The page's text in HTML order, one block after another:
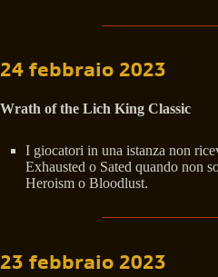
24 febbraio 2023
Wrath of the Lich King Classic
I giocatori in una istanza non
Exhausted o Sated quando non
Heroism o Bloodlust.
23 febbraio 2023